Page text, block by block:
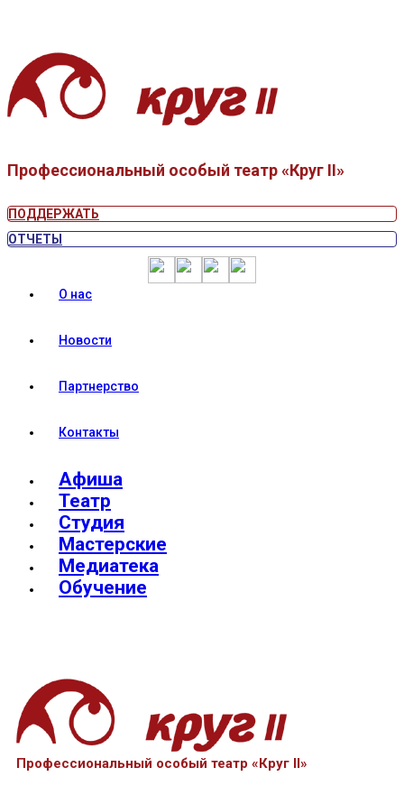
Профессиональный особый театр «Круг II»
ПОДДЕРЖАТЬ
ОТЧЕТЫ
О нас
Новости
Партнерство
Контакты
Афиша
Театр
Студия
Мастерские
Медиатека
Обучение
Профессиональный особый театр «Круг II»